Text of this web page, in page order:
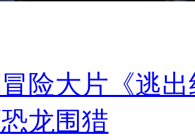
险大片《逃
龙围猎